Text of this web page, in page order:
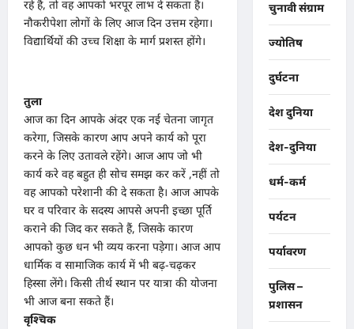
रहे हैं, तो वह आपको भरपूर लाभ दे सकता है।
नौकरीपेशा लोगों के लिए आज दिन उत्तम रहेगा।
विद्यार्थियों की उच्च शिक्षा के मार्ग प्रशस्त होंगे।
तुला
आज का दिन आपके अंदर एक नई चेतना जागृत
करेगा, जिसके कारण आप अपने कार्य को पूरा
करने के लिए उतावले रहेंगे। आज आप जो भी
कार्य करे वह बहुत ही सोच समझ कर करें ,नहीं तो
वह आपको परेशानी की दे सकता है। आज आपके
घर व परिवार के सदस्य आपसे अपनी इच्छा पूर्ति
कराने की जिद कर सकते हैं, जिसके कारण
आपको कुछ धन भी व्यय करना पड़ेगा। आज आप
धार्मिक व सामाजिक कार्य में भी बढ़-चढ़कर
हिस्सा लेंगे। किसी तीर्थ स्थान पर यात्रा की योजना
भी आज बना सकते हैं।
वृश्चिक
चुनावी संग्राम
ज्योतिष
दुर्घटना
देश दुनिया
देश-दुनिया
धर्म-कर्म
पर्यटन
पर्यावरण
पुलिस –
प्रशासन